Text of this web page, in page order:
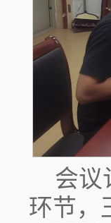
会议
环节，